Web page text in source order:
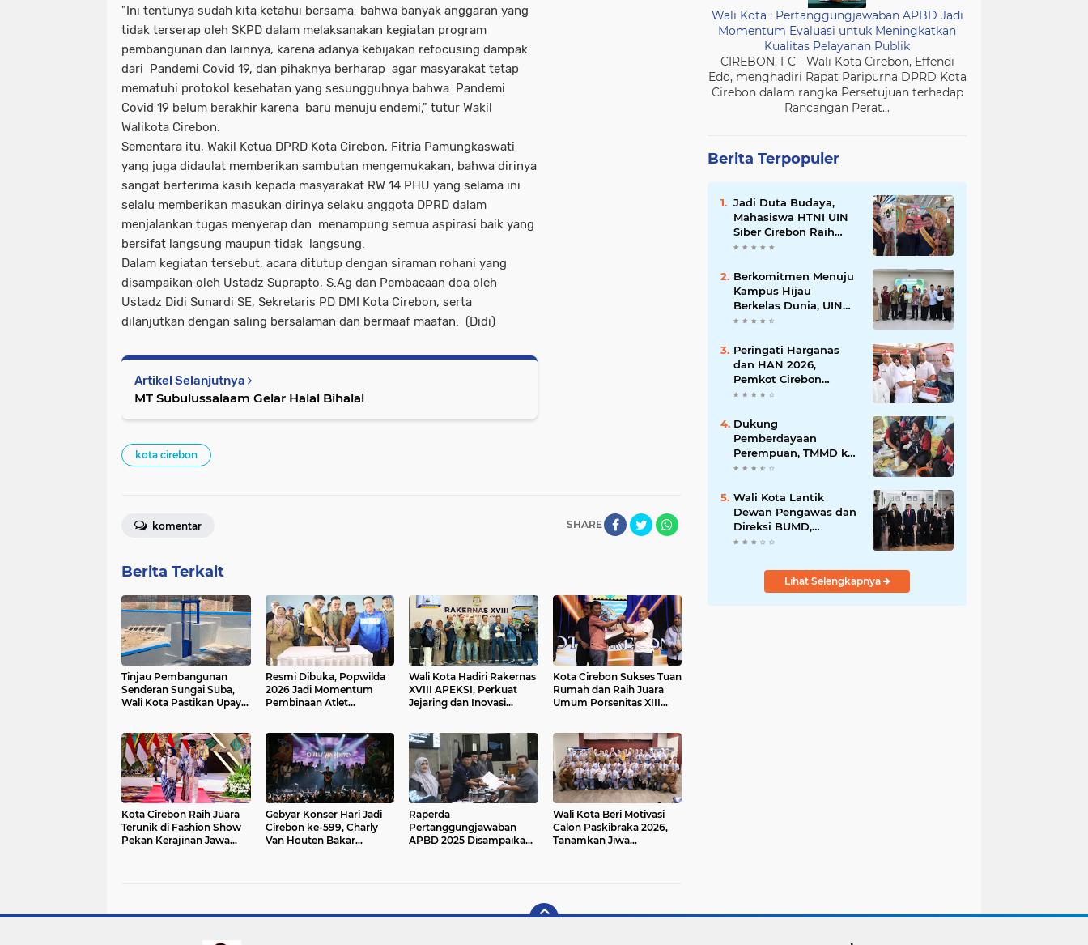
"Ini tentunya sudah kita ketahui bersama bahwa banyak anggaran yang
tidak terserap oleh SKPD dalam melaksanakan kegiatan program
pembangunan dan lainnya, karena adanya kebijakan refocusing dampak
dari Pandemi Covid 19, dan pihaknya berharap agar masyarakat tetap
mematuhi protokol kesehatan yang sesungguhnya bahwa Pandemi
Covid 19 belum berakhir karena baru menuju endemi," tutur Wakil
Walikota Cirebon.
Sementara itu, Wakil Ketua DPRD Kota Cirebon, Fitria Pamungkaswati
yang juga didaulat memberikan sambutan mengemukakan, bahwa dirinya
sangat berterima kasih kepada masyarakat RW 14 PHU yang selama ini
selalu memberikan masukan dirinya selaku anggota DPRD dalam
menjalankan tugas menyerap dan menampung semua aspirasi baik yang
bersifat langsung maupun tidak langsung.
Dalam kegiatan tersebut, acara ditutup dengan siraman rohani yang
disampaikan oleh Ustadz Suprapto, S.Ag dan Pembacaan doa oleh
Ustadz Didi Sunardi SE, Sekretaris PD DMI Kota Cirebon, serta
dilanjutkan dengan saling bersalaman dan bermaaf maafan. (Didi)
Artikel Selanjutnya
MT Subulussalaam Gelar Halal Bihalal
kota cirebon
SHARE
komentar
Berita Terkait
Tinjau Pembangunan
Senderan Sungai Suba,
Wali Kota Pastikan Upaya
Resmi Dibuka, Popwilda
2026 Jadi Momentum
Pembinaan Atlet
Wali Kota Hadiri Rakernas
XVIII APEKSI, Perkuat
Jejaring dan Inovasi
Kota Cirebon Sukses Tuan
Rumah dan Raih Juara
Umum Porsenitas XIII
Kota Cirebon Raih Juara
Terunik di Fashion Show
Pekan Kerajinan Jawa
Gebyar Konser Hari Jadi
Cirebon ke-599, Charly
Van Houten Bakar
Raperda
Pertanggungjawaban
APBD 2025 Disampaikan,
Wali Kota Beri Motivasi
Calon Paskibraka 2026,
Tanamkan Jiwa
Wali Kota : Pertanggungjawaban APBD Jadi
Momentum Evaluasi untuk Meningkatkan
Kualitas Pelayanan Publik
CIREBON, FC - Wali Kota Cirebon, Effendi
Edo, menghadiri Rapat Paripurna DPRD Kota
Cirebon dalam rangka Persetujuan terhadap
Rancangan Perat...
Berita Terpopuler
Jadi Duta Budaya,
Mahasiswa HTNI UIN
Siber Cirebon Raih
Juara 1 Duta Batik DKI
Berkomitmen Menuju
Kampus Hijau
Berkelas Dunia, UIN
Siber Cirebon Raih
Compliance UI
GreenMetric
Peringati Harganas
dan HAN 2026,
Pemkot Cirebon
Perkuat Komitmen
Anak
Dukung
Pemberdayaan
Perempuan, TMMD ke-
129 Kodim 0620/Kab.
Tata Boga
Wali Kota Lantik
Dewan Pengawas dan
Direksi BUMD,
Tegaskan Komitmen
Integritas
Lihat Selengkapnya